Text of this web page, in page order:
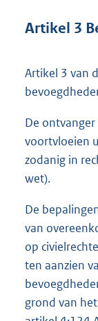
Artikel 3
Artikel 3 van
De
voortvloeien
zodanig in
wet).
De
van
op
ten aanzien
grond van